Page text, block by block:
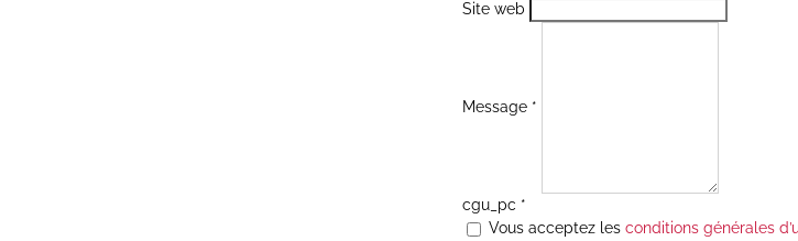
Site web
Message *
cgu_pc *
Vous acceptez lesconditions générales